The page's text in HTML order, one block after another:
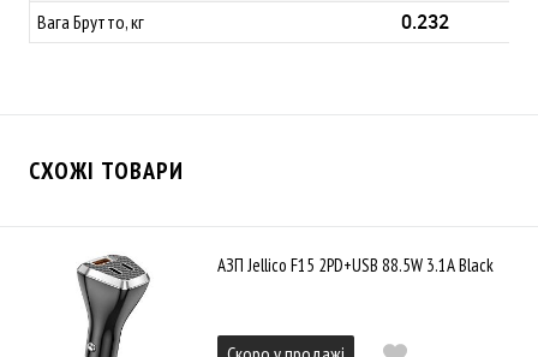
Вага Брутто, кг 0.232
СХОЖІ ТОВАРИ
АЗП Jellico F15 2PD+USB 88.5W 3.1А Black